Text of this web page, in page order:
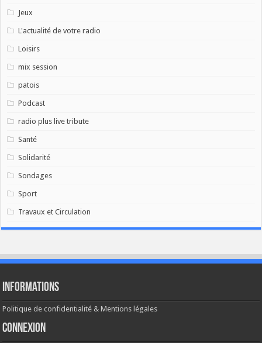
Jeux
L'actualité de votre radio
Loisirs
mix session
patois
Podcast
radio plus live tribute
Santé
Solidarité
Sondages
Sport
Travaux et Circulation
Informations
Politique de confidentialité & Mentions légales
Connexion